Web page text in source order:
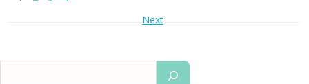
navigation
Next